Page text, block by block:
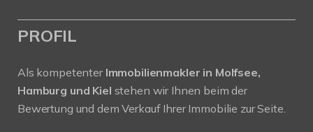
PROFIL
Als kompetenter Immobilienmakler in Molfsee,
Hamburg und Kiel stehen wir Ihnen beim der
Bewertung und dem Verkauf Ihrer Immobilie zur Seite.